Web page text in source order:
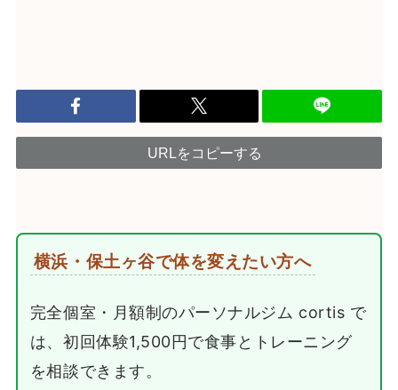
URLをコピーする
横浜・保土ヶ谷で体を変えたい方へ
完全個室・月額制のパーソナルジム cortis で
は、初回体験1,500円で食事とトレーニング
を相談できます。